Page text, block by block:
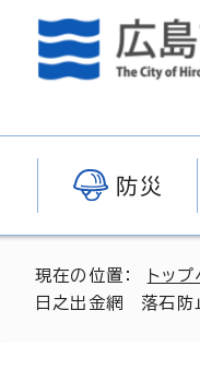
防災
現在の位置： トッ
日之出金網 落石防